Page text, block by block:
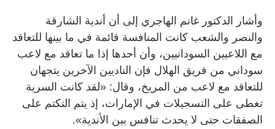
وأشار الدكتور غانم الهاجري إلى أن أندية الشارقة
والنصر والشعب كانت المنافسة قائمة في ما بينها للتعاقد
مع اللاعبين السودانيين، وأن أحدها إذا ما تعاقد مع لاعب
سوداني من فريق الهلال فإن الناديين الآخرين يتجهان
للتعاقد مع لاعب من المريخ، وقال: «لقد كانت السرية
تغطى على التسجيلات في الإمارات، إذ يتم التكتم على
الصفقات حتى لا يحدث تنافس بين الأندية».